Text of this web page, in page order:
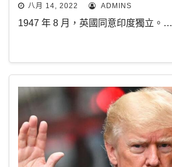
八月 14, 2022 ADMINS
1947 年 8 月，英國同意印度獨立。…